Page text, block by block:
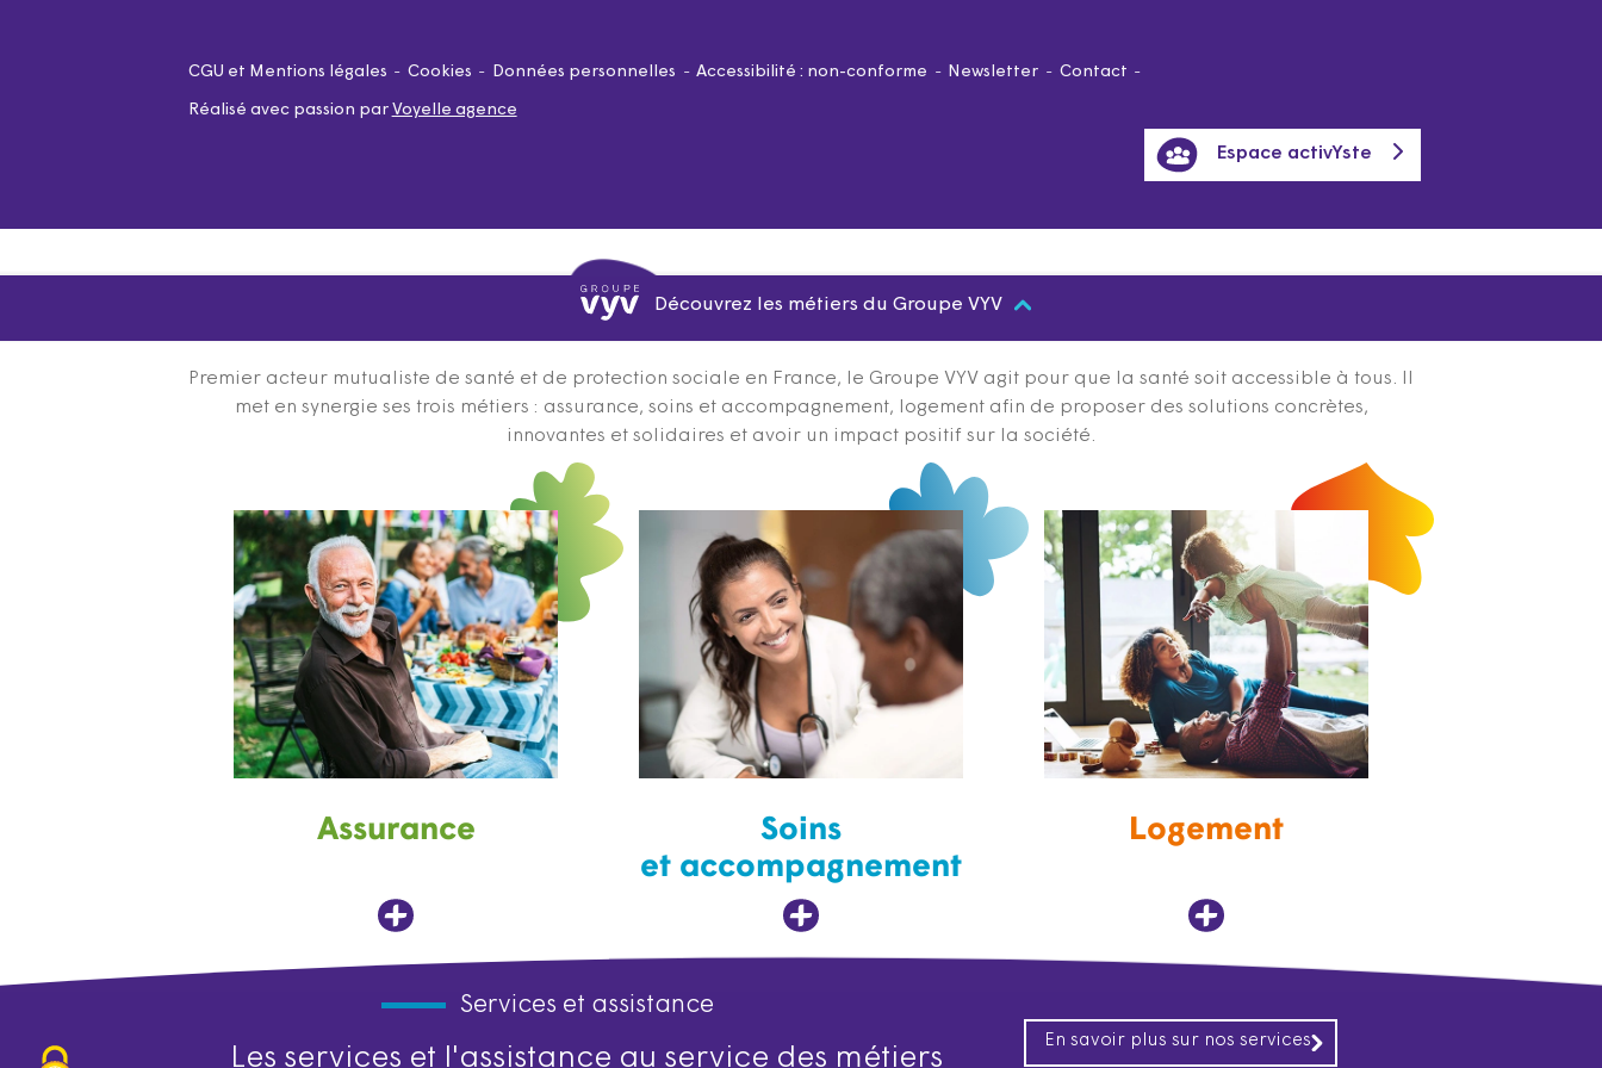
CGU et Mentions légales Cookies Données personnelles Accessibilité : non-conforme Newsletter Contact
Réalisé avec passion par Voyelle agence
Espace activYste
Découvrez les métiers du Groupe VYV
Premier acteur mutualiste de santé et de protection sociale en France, le Groupe VYV agit pour que la santé soit accessible à tous. Il
met en synergie ses trois métiers : assurance, soins et accompagnement, logement afin de proposer des solutions concrètes,
innovantes et solidaires et avoir un impact positif sur la société.
Assurance
Soins
et accompagnement
Logement
Services et assistance
Les services et l'assistance au service des métiers
En savoir plus sur nos services